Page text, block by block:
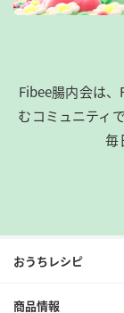
Fibee腸内会は
むコミュニティ
毎
おうちレシピ
商品情報